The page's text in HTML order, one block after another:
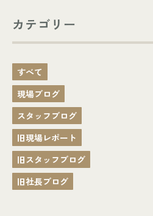
カテゴリー
すべて
現場ブログ
スタッフブログ
旧現場レポート
旧スタッフブログ
旧社長ブログ